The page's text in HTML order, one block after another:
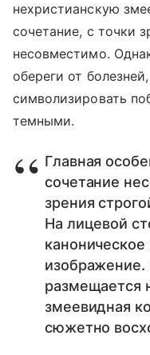
нехристианскую
сочетание, с точки
несовместимо.
обереги от
символизировать
темными.
Главная
сочетание
зрения
На лицевой
каноническое
изображение.
размещается
змеевидная
сюжетно